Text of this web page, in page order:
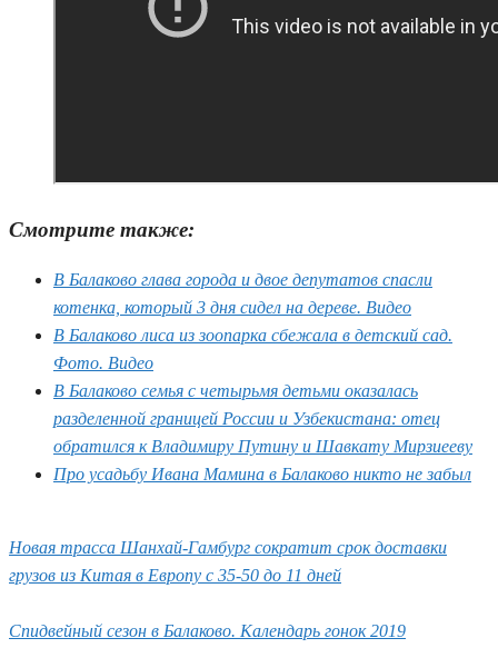
Смотрите также:
В Балаково глава города и двое депутатов спасли
котенка, который 3 дня сидел на дереве. Видео
В Балаково лиса из зоопарка сбежала в детский сад.
Фото. Видео
В Балаково семья с четырьмя детьми оказалась
разделенной границей России и Узбекистана: отец
обратился к Владимиру Путину и Шавкату Мирзиееву
Про усадьбу Ивана Мамина в Балаково никто не забыл
Новая трасса Шанхай-Гамбург сократит срок доставки
грузов из Китая в Европу с 35-50 до 11 дней
Спидвейный сезон в Балаково. Календарь гонок 2019